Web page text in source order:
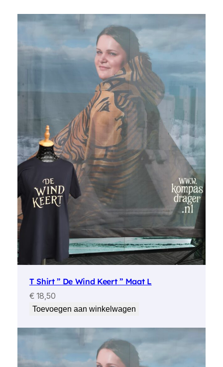
T Shirt ” De Wind Keert ” Maat L
€18,50
Toevoegen aan winkelwagen